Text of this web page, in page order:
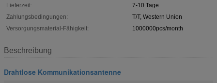
Lieferzeit:
7-10 Tage
Zahlungsbedingungen:
T/T, Western Union
Versorgungsmaterial-Fähigkeit:
1000000pcs/month
Beschreibung
Drahtlose Kommunikationsantenne